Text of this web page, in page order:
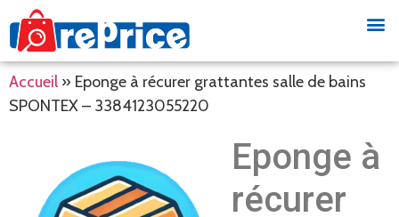
Accueil » Eponge à récurer grattantes salle de bains
SPONTEX – 3384123055220
Eponge à
récurer